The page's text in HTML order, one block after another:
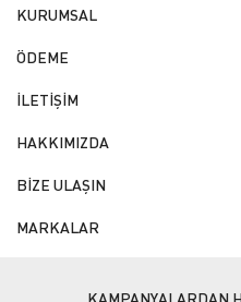
KURUMSAL
ÖDEME
İLETİŞİM
HAKKIMIZDA
BİZE ULAŞIN
MARKALAR
KAMPANYALARDAN